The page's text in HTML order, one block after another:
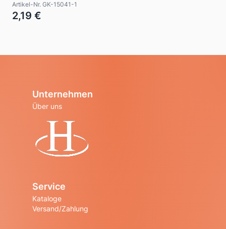
Artikel-Nr. GK-15041-1
2,19 €
Unternehmen
Über uns
Service
Kataloge
Versand/Zahlung